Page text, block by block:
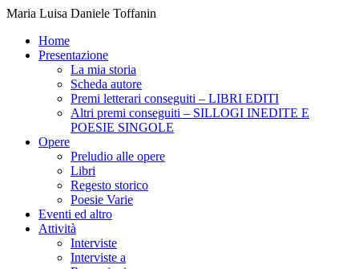
Maria Luisa Daniele Toffanin
Home
Presentazione
La mia storia
Scheda autore
Premi letterari conseguiti – LIBRI EDITI
Altri premi conseguiti – SILLOGI INEDITE E
POESIE SINGOLE
Opere
Preludio alle opere
Libri
Regesto storico
Poesie Varie
Eventi ed altro
Attività
Interviste
Interviste a